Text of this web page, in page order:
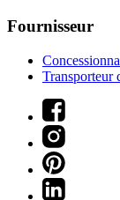
Fournisseur